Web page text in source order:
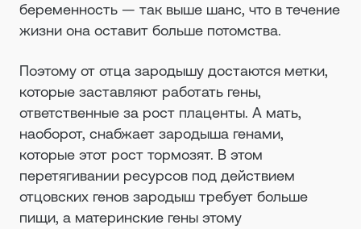
беременность — так выше шанс, что в течение
жизни она оставит больше потомства.
Поэтому от отца зародышу достаются метки,
которые заставляют работать гены,
ответственные за рост плаценты. А мать,
наоборот, снабжает зародыша генами,
которые этот рост тормозят. В этом
перетягивании ресурсов под действием
отцовских генов зародыш требует больше
пищи, а материнские гены этому